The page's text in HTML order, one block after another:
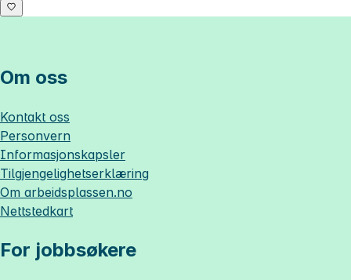
Om oss
Kontakt oss
Personvern
Informasjonskapsler
Tilgjengelighetserklæring
Om arbeidsplassen.no
Nettstedkart
For jobbsøkere